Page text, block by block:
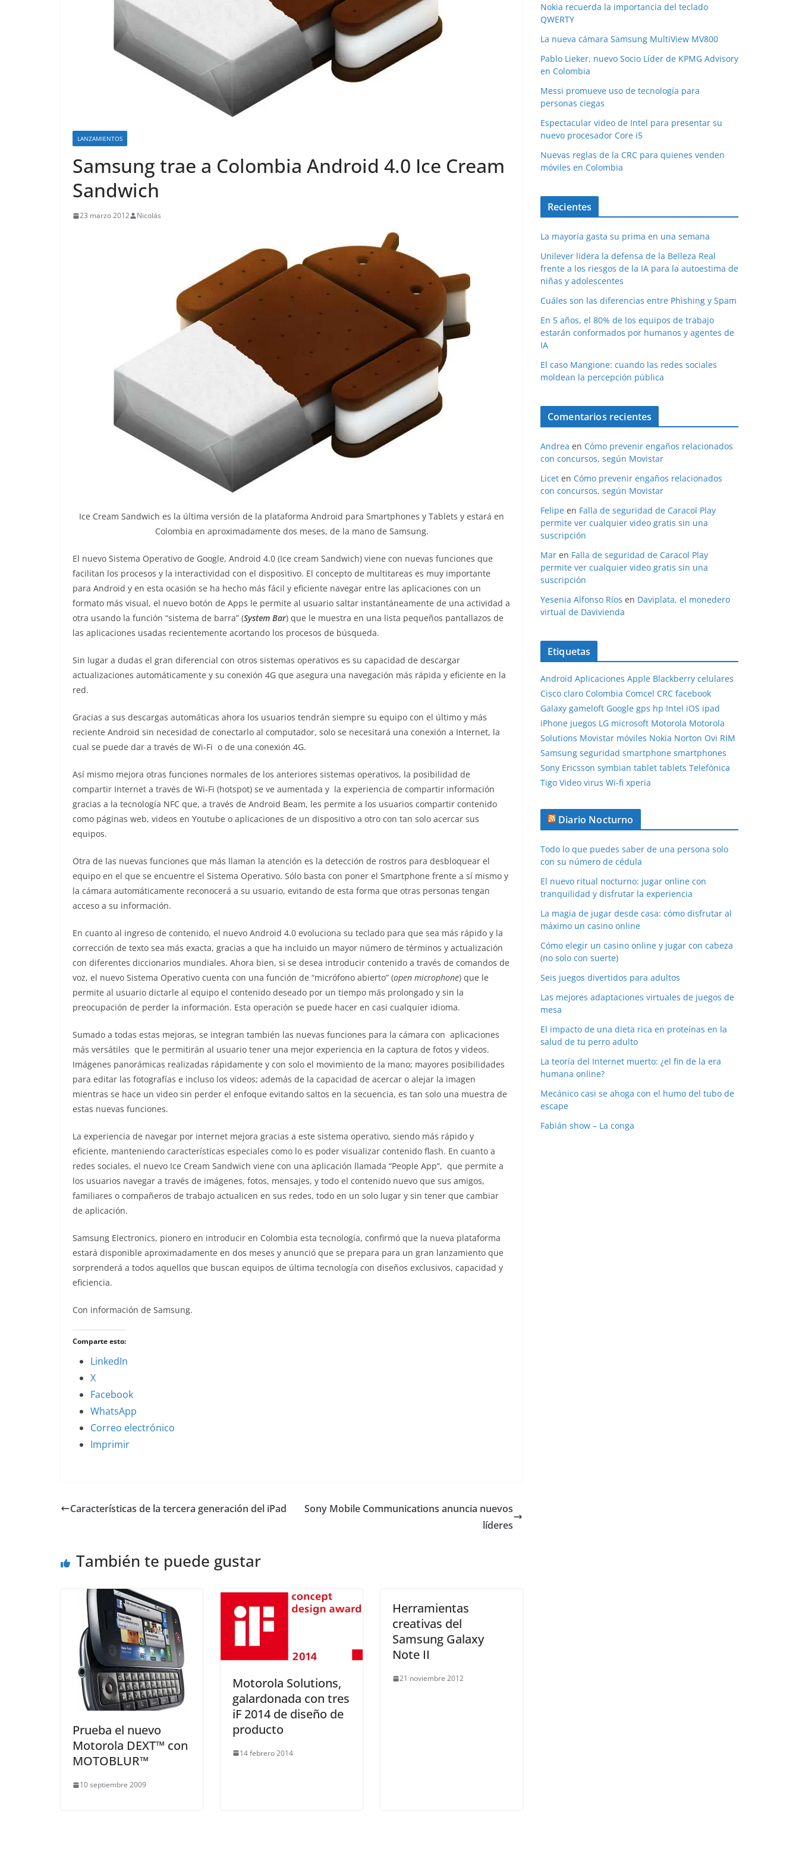
LANZAMIENTOS
Samsung trae a Colombia Android 4.0 Ice Cream
Sandwich
23 marzo 2012 Nicolás
Ice Cream Sandwich es la última versión de la plataforma Android para Smartphones y Tablets y estará en
Colombia en aproximadamente dos meses, de la mano de Samsung.
El nuevo Sistema Operativo de Google, Android 4.0 (Ice cream Sandwich) viene con nuevas funciones que
facilitan los procesos y la interactividad con el dispositivo. El concepto de multitareas es muy importante
para Android y en esta ocasión se ha hecho más fácil y eficiente navegar entre las aplicaciones con un
formato más visual, el nuevo botón de Apps le permite al usuario saltar instantáneamente de una actividad a
otra usando la función “sistema de barra” (System Bar) que le muestra en una lista pequeños pantallazos de
las aplicaciones usadas recientemente acortando los procesos de búsqueda.
Sin lugar a dudas el gran diferencial con otros sistemas operativos es su capacidad de descargar
actualizaciones automáticamente y su conexión 4G que asegura una navegación más rápida y eficiente en la
red.
Gracias a sus descargas automáticas ahora los usuarios tendrán siempre su equipo con el último y más
reciente Android sin necesidad de conectarlo al computador, solo se necesitará una conexión a Internet, la
cual se puede dar a través de Wi-Fi o de una conexión 4G.
Así mismo mejora otras funciones normales de los anteriores sistemas operativos, la posibilidad de
compartir Internet a través de Wi-Fi (hotspot) se ve aumentada y la experiencia de compartir información
gracias a la tecnología NFC que, a través de Android Beam, les permite a los usuarios compartir contenido
como páginas web, videos en Youtube o aplicaciones de un dispositivo a otro con tan solo acercar sus
equipos.
Otra de las nuevas funciones que más llaman la atención es la detección de rostros para desbloquear el
equipo en el que se encuentre el Sistema Operativo. Sólo basta con poner el Smartphone frente a sí mismo y
la cámara automáticamente reconocerá a su usuario, evitando de esta forma que otras personas tengan
acceso a su información.
En cuanto al ingreso de contenido, el nuevo Android 4.0 evoluciona su teclado para que sea más rápido y la
corrección de texto sea más exacta, gracias a que ha incluido un mayor número de términos y actualización
con diferentes diccionarios mundiales. Ahora bien, si se desea introducir contenido a través de comandos de
voz, el nuevo Sistema Operativo cuenta con una función de “micrófono abierto” (open microphone) que le
permite al usuario dictarle al equipo el contenido deseado por un tiempo más prolongado y sin la
preocupación de perder la información. Esta operación se puede hacer en casi cualquier idioma.
Sumado a todas estas mejoras, se integran también las nuevas funciones para la cámara con aplicaciones
más versátiles que le permitirán al usuario tener una mejor experiencia en la captura de fotos y videos.
Imágenes panorámicas realizadas rápidamente y con solo el movimiento de la mano; mayores posibilidades
para editar las fotografías e incluso los videos; además de la capacidad de acercar o alejar la imagen
mientras se hace un video sin perder el enfoque evitando saltos en la secuencia, es tan solo una muestra de
estas nuevas funciones.
La experiencia de navegar por internet mejora gracias a este sistema operativo, siendo más rápido y
eficiente, manteniendo características especiales como lo es poder visualizar contenido flash. En cuanto a
redes sociales, el nuevo Ice Cream Sandwich viene con una aplicación llamada “People App”, que permite a
los usuarios navegar a través de imágenes, fotos, mensajes, y todo el contenido nuevo que sus amigos,
familiares o compañeros de trabajo actualicen en sus redes, todo en un solo lugar y sin tener que cambiar
de aplicación.
Samsung Electronics, pionero en introducir en Colombia esta tecnología, confirmó que la nueva plataforma
estará disponible aproximadamente en dos meses y anunció que se prepara para un gran lanzamiento que
sorprenderá a todos aquellos que buscan equipos de última tecnología con diseños exclusivos, capacidad y
eficiencia.
Con información de Samsung.
Comparte esto:
LinkedIn
X
Facebook
WhatsApp
Correo electrónico
Imprimir
Características de la tercera generación del iPad
Sony Mobile Communications anuncia nuevos
líderes
También te puede gustar
Prueba el nuevo
Motorola DEXT™ con
MOTOBLUR™
10 septiembre 2009
Motorola Solutions,
galardonada con tres
iF 2014 de diseño de
producto
14 febrero 2014
Herramientas
creativas del
Samsung Galaxy
Note II
21 noviembre 2012
Nokia recuerda la importancia del teclado
QWERTY
La nueva cámara Samsung MultiView MV800
Pablo Lieker, nuevo Socio Líder de KPMG Advisory
en Colombia
Messi promueve uso de tecnología para
personas ciegas
Espectacular video de Intel para presentar su
nuevo procesador Core i5
Nuevas reglas de la CRC para quienes venden
móviles en Colombia
Recientes
La mayoría gasta su prima en una semana
Unilever lidera la defensa de la Belleza Real
frente a los riesgos de la IA para la autoestima de
niñas y adolescentes
Cuáles son las diferencias entre Phishing y Spam
En 5 años, el 80% de los equipos de trabajo
estarán conformados por humanos y agentes de
IA
El caso Mangione: cuando las redes sociales
moldean la percepción pública
Comentarios recientes
Andrea en Cómo prevenir engaños relacionados
con concursos, según Movistar
Licet en Cómo prevenir engaños relacionados
con concursos, según Movistar
Felipe en Falla de seguridad de Caracol Play
permite ver cualquier video gratis sin una
suscripción
Mar en Falla de seguridad de Caracol Play
permite ver cualquier video gratis sin una
suscripción
Yesenia Alfonso Ríos en Daviplata, el monedero
virtual de Davivienda
Etiquetas
Android Aplicaciones Apple Blackberry celulares
Cisco claro Colombia Comcel CRC facebook
Galaxy gameloft Google gps hp Intel iOS ipad
iPhone juegos LG microsoft Motorola Motorola
Solutions Movistar móviles Nokia Norton Ovi RIM
Samsung seguridad smartphone smartphones
Sony Ericsson symbian tablet tablets Telefónica
Tigo Video virus Wi-fi xperia
Diario Nocturno
Todo lo que puedes saber de una persona solo
con su número de cédula
El nuevo ritual nocturno: jugar online con
tranquilidad y disfrutar la experiencia
La magia de jugar desde casa: cómo disfrutar al
máximo un casino online
Cómo elegir un casino online y jugar con cabeza
(no solo con suerte)
Seis juegos divertidos para adultos
Las mejores adaptaciones virtuales de juegos de
mesa
El impacto de una dieta rica en proteínas en la
salud de tu perro adulto
La teoría del Internet muerto: ¿el fin de la era
humana online?
Mecánico casi se ahoga con el humo del tubo de
escape
Fabián show – La conga